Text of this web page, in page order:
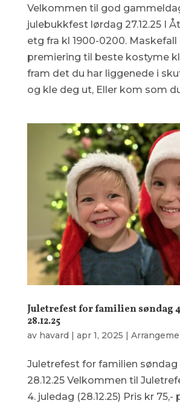
Velkommen til god
julebukkfest lørdag 27.12.25 I
etg fra kl 1900-0200. Maskefall
premiering til beste kostyme kl
fram det du har liggenede i
og kle deg ut, Eller kom som
Juletrefest for familien søndag
28.12.25
av havard | apr 1, 2025 |
Juletrefest for familien søndag
28.12.25 Velkommen til
4. juledag (28.12.25) Pris kr 75,-